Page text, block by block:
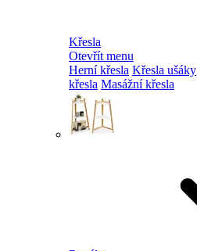
Křesla
Otevřít menu
Herní křesla Křesla ušáky
křesla Masážní křesla